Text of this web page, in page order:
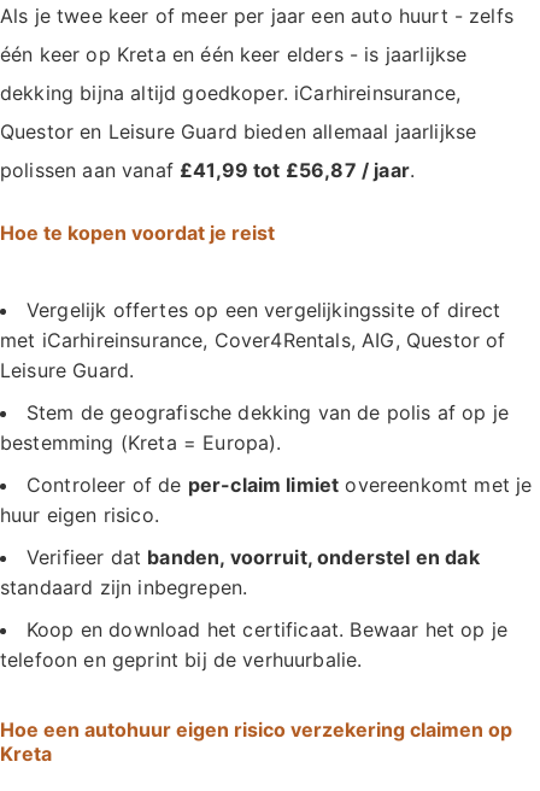
Als je twee keer of meer per jaar een auto huurt - zelfs
één keer op Kreta en één keer elders - is jaarlijkse
dekking bijna altijd goedkoper. iCarhireinsurance,
Questor en Leisure Guard bieden allemaal jaarlijkse
polissen aan vanaf £41,99 tot £56,87 / jaar.
Hoe te kopen voordat je reist
Vergelijk offertes op een vergelijkingssite of direct
met iCarhireinsurance, Cover4Rentals, AIG, Questor of
Leisure Guard.
Stem de geografische dekking van de polis af op je
bestemming (Kreta = Europa).
Controleer of de per-claim limiet overeenkomt met je
huur eigen risico.
Verifieer dat banden, voorruit, onderstel en dak
standaard zijn inbegrepen.
Koop en download het certificaat. Bewaar het op je
telefoon en geprint bij de verhuurbalie.
Hoe een autohuur eigen risico verzekering claimen op
Kreta